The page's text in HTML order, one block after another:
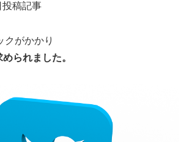
稿記事
クがかかり
られました。